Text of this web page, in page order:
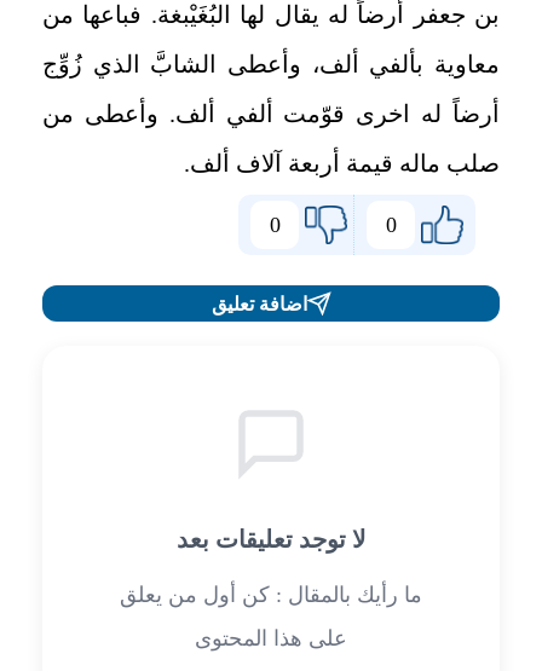
بن جعفر أرضاً له يقال لها البُغَيْبغة. فباعها من
معاوية بألفي ألف، وأعطى الشابَّ الذي زُوِّج
أرضاً له اخرى قوّمت ألفي ألف. وأعطى من
صلب ماله قيمة أربعة آلاف ألف.
0
0
اضافة تعليق
لا توجد تعليقات بعد
ما رأيك بالمقال : كن أول من يعلق
على هذا المحتوى